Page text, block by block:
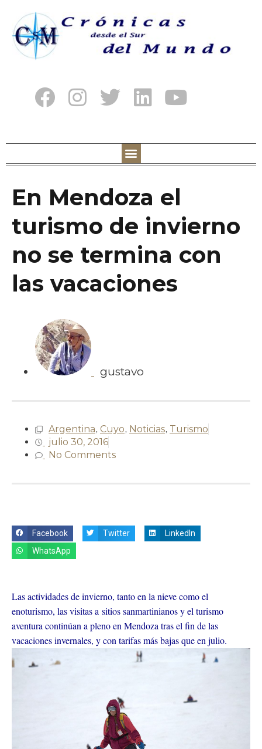
En Mendoza el
turismo de invierno
no se termina con
las vacaciones
gustavo
Argentina, Cuyo, Noticias, Turismo
julio 30, 2016
No Comments
Facebook Twitter
LinkedIn
WhatsApp
Las actividades de invierno, tanto en la nieve como el
enoturismo, las visitas a sitios sanmartinianos y el turismo
aventura continúan a pleno en Mendoza tras el fin de las
vacaciones invernales, y con tarifas más bajas que en julio.